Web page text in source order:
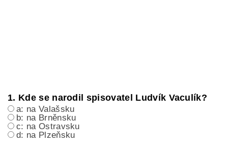
1. Kde se narodil spisovatel Ludvík Vaculík?
a: na Valašsku
b: na Brněnsku
c: na Ostravsku
d: na Plzeňsku